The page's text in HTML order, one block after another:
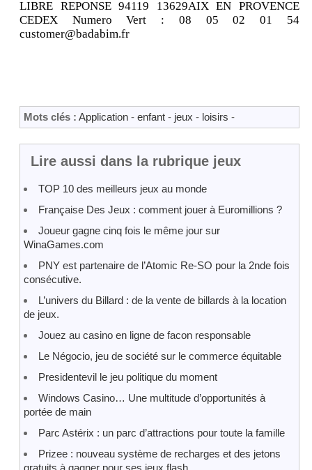
LIBRE REPONSE 94119 13629AIX EN PROVENCE
CEDEX Numero Vert : 08 05 02 01 54
customer@badabim.fr
Mots clés : Application - enfant - jeux - loisirs -
Lire aussi dans la rubrique jeux
TOP 10 des meilleurs jeux au monde
Française Des Jeux : comment jouer à Euromillions ?
Joueur gagne cinq fois le même jour sur
WinaGames.com
PNY est partenaire de l’Atomic Re-SO pour la 2nde fois
consécutive.
L’univers du Billard : de la vente de billards à la location
de jeux.
Jouez au casino en ligne de facon responsable
Le Négocio, jeu de société sur le commerce équitable
Presidentevil le jeu politique du moment
Windows Casino… Une multitude d’opportunités à
portée de main
Parc Astérix : un parc d’attractions pour toute la famille
Prizee : nouveau système de recharges et des jetons
gratuits à gagner pour ses jeux flash